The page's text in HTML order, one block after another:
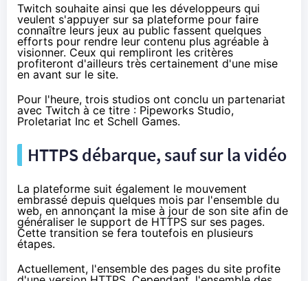
Twitch souhaite ainsi que les développeurs qui
veulent s'appuyer sur sa plateforme pour faire
connaître leurs jeux au public fassent quelques
efforts pour rendre leur contenu plus agréable à
visionner. Ceux qui rempliront les critères
profiteront d'ailleurs très certainement d'une mise
en avant sur le site.
Pour l'heure, trois studios ont conclu un partenariat
avec Twitch à ce titre : Pipeworks Studio,
Proletariat Inc et Schell Games.
HTTPS débarque, sauf sur la vidéo
La plateforme suit également le mouvement
embrassé depuis quelques mois par l'ensemble du
web, en annonçant la mise à jour de son site afin de
généraliser le support de HTTPS sur ses pages.
Cette transition se fera toutefois en plusieurs
étapes.
Actuellement, l'ensemble des pages du site profite